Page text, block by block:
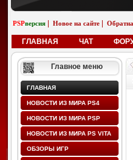
PSPверсия Новое на сайте
ГЛАВНАЯ ЧАТ
Главное меню
ГЛАВНАЯ
НОВОСТИ ИЗ МИРА PS4
НОВОСТИ ИЗ МИРА PSP
НОВОСТИ ИЗ МИРА PS VITA
ОБЗОРЫ ИГР